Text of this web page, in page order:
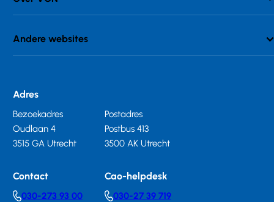
Andere websites
Adres
Bezoekadres
Oudlaan 4
3515 GA Utrecht
Postadres
Postbus 413
3500 AK Utrecht
Contact
Telephonenumber
030-273 93 00
Cao-helpdesk
Telephonenumber
030-27 39 719